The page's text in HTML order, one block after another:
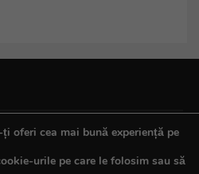
oferi cea mai bună experiență pe
urile pe care le folosim sau să